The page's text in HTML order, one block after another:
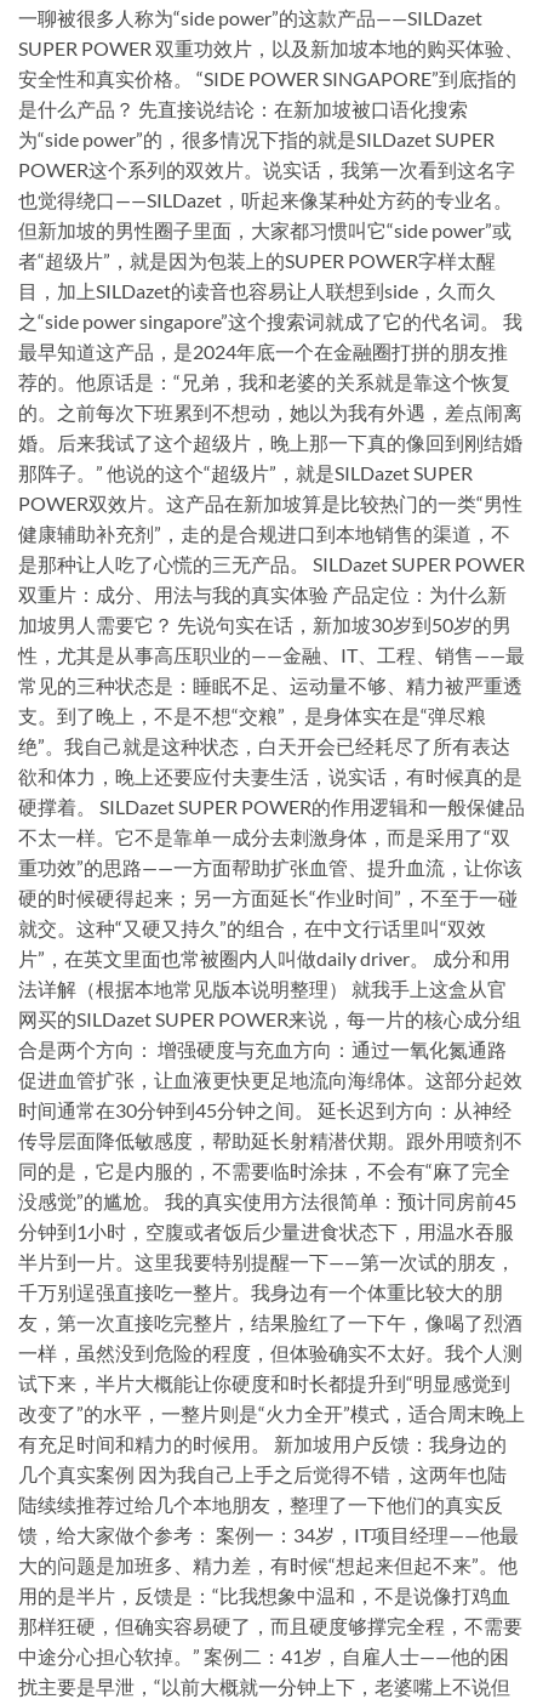
一聊被很多人称为“side power”的这款产品——SILDazet
SUPER POWER 双重功效片，以及新加坡本地的购买体验、
安全性和真实价格。 “SIDE POWER SINGAPORE”到底指的
是什么产品？ 先直接说结论：在新加坡被口语化搜索
为“side power”的，很多情况下指的就是SILDazet SUPER
POWER这个系列的双效片。说实话，我第一次看到这名字
也觉得绕口——SILDazet，听起来像某种处方药的专业名。
但新加坡的男性圈子里面，大家都习惯叫它“side power”或
者“超级片”，就是因为包装上的SUPER POWER字样太醒
目，加上SILDazet的读音也容易让人联想到side，久而久
之“side power singapore”这个搜索词就成了它的代名词。 我
最早知道这产品，是2024年底一个在金融圈打拼的朋友推
荐的。他原话是：“兄弟，我和老婆的关系就是靠这个恢复
的。之前每次下班累到不想动，她以为我有外遇，差点闹离
婚。后来我试了这个超级片，晚上那一下真的像回到刚结婚
那阵子。” 他说的这个“超级片”，就是SILDazet SUPER
POWER双效片。这产品在新加坡算是比较热门的一类“男性
健康辅助补充剂”，走的是合规进口到本地销售的渠道，不
是那种让人吃了心慌的三无产品。 SILDazet SUPER POWER
双重片：成分、用法与我的真实体验 产品定位：为什么新
加坡男人需要它？ 先说句实在话，新加坡30岁到50岁的男
性，尤其是从事高压职业的——金融、IT、工程、销售——最
常见的三种状态是：睡眠不足、运动量不够、精力被严重透
支。到了晚上，不是不想“交粮”，是身体实在是“弹尽粮
绝”。我自己就是这种状态，白天开会已经耗尽了所有表达
欲和体力，晚上还要应付夫妻生活，说实话，有时候真的是
硬撑着。 SILDazet SUPER POWER的作用逻辑和一般保健品
不太一样。它不是靠单一成分去刺激身体，而是采用了“双
重功效”的思路——一方面帮助扩张血管、提升血流，让你该
硬的时候硬得起来；另一方面延长“作业时间”，不至于一碰
就交。这种“又硬又持久”的组合，在中文行话里叫“双效
片”，在英文里面也常被圈内人叫做daily driver。 成分和用
法详解（根据本地常见版本说明整理） 就我手上这盒从官
网买的SILDazet SUPER POWER来说，每一片的核心成分组
合是两个方向： 增强硬度与充血方向：通过一氧化氮通路
促进血管扩张，让血液更快更足地流向海绵体。这部分起效
时间通常在30分钟到45分钟之间。 延长迟到方向：从神经
传导层面降低敏感度，帮助延长射精潜伏期。跟外用喷剂不
同的是，它是内服的，不需要临时涂抹，不会有“麻了完全
没感觉”的尴尬。 我的真实使用方法很简单：预计同房前45
分钟到1小时，空腹或者饭后少量进食状态下，用温水吞服
半片到一片。这里我要特别提醒一下——第一次试的朋友，
千万别逞强直接吃一整片。我身边有一个体重比较大的朋
友，第一次直接吃完整片，结果脸红了一下午，像喝了烈酒
一样，虽然没到危险的程度，但体验确实不太好。我个人测
试下来，半片大概能让你硬度和时长都提升到“明显感觉到
改变了”的水平，一整片则是“火力全开”模式，适合周末晚上
有充足时间和精力的时候用。 新加坡用户反馈：我身边的
几个真实案例 因为我自己上手之后觉得不错，这两年也陆
陆续续推荐过给几个本地朋友，整理了一下他们的真实反
馈，给大家做个参考： 案例一：34岁，IT项目经理——他最
大的问题是加班多、精力差，有时候“想起来但起不来”。他
用的是半片，反馈是：“比我想象中温和，不是说像打鸡血
那样狂硬，但确实容易硬了，而且硬度够撑完全程，不需要
中途分心担心软掉。” 案例二：41岁，自雇人士——他的困
扰主要是早泄，“以前大概就一分钟上下，老婆嘴上不说但